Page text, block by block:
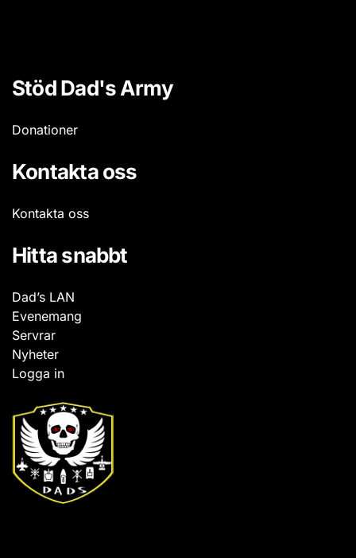
Stöd Dad's Army
Donationer
Kontakta oss
Kontakta oss
Hitta snabbt
Dad’s LAN
Evenemang
Servrar
Nyheter
Logga in